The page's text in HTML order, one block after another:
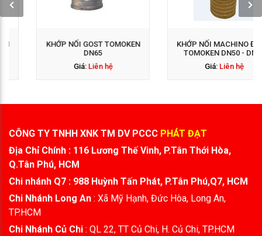
KHỚP NỐI GOST TOMOKEN
Liên hệ
KHỚP NỐI MACHINO ĐỒNG
TOMOKEN DN50 - DN65
Liên hệ
CÔNG TY TNHH XNK TM DV PCCC PHÁT ĐẠT
Địa Chỉ Chính : 116 Lương Thế Vinh, P.Tân Thới Hòa,
Q.Tân Phú, HCM
Chi nhánh Q7 : 988 Huỳnh Tấn Phát, P.Tân Phú,Q7, HCM
Chi Nhánh Long An : Xã Mỹ Hạnh, Đức Hòa, Long An,
TP.HCM
Chi Nhánh Củ Chi : QL 22, TT Củ Chi, H. Củ Chi, TP.HCM